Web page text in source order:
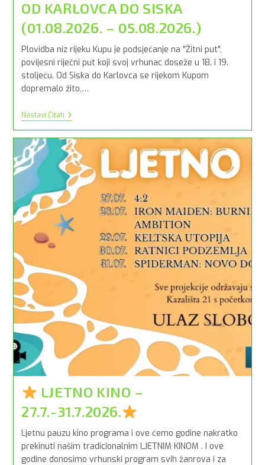
OD KARLOVCA DO SISKA
(01.08.2026. – 05.08.2026.)
Plovidba niz rijeku Kupu je podsjećanje na "Žitni put",
povijesni riječni put koji svoj vrhunac doseže u 18. i 19.
stoljeću. Od Siska do Karlovca se rijekom Kupom
dopremalo žito,…
Nastavi Čitati20.
PLOVIDBA
NIZ
RIJEKU
KUPU,
OD
KARLOVCA
DO
SISKA
(01.08.2026.
–
05.08.2026.)
LJETNO KINO –
27.7.-31.7.2026.
Ljetnu pauzu kino programa i ove ćemo godine nakratko
prekinuti našim tradicionalnim LJETNIM KINOM . I ove
godine donosimo vrhunski program svih žanrova i za